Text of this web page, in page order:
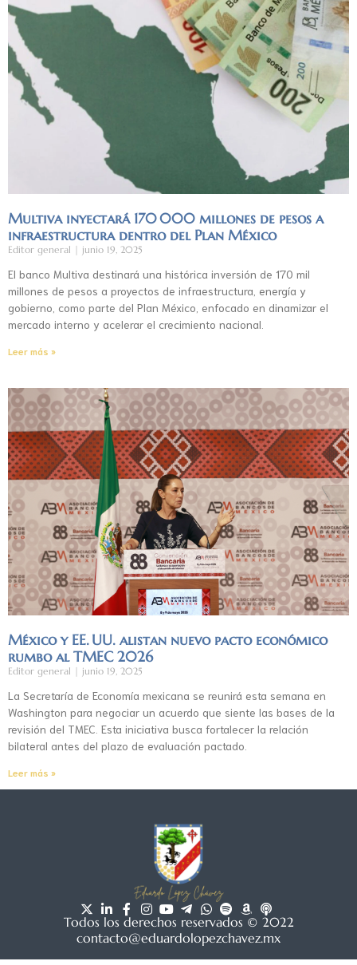
Multiva inyectará 170 000 millones de pesos a
infraestructura dentro del Plan México
Editor general junio 19, 2025
El banco Multiva destinará una histórica inversión de 170 mil
millones de pesos a proyectos de infraestructura, energía y
gobierno, como parte del Plan México, enfocado en dinamizar el
mercado interno y acelerar el crecimiento nacional.
Leer más »
México y EE. UU. alistan nuevo pacto económico
rumbo al TMEC 2026
Editor general junio 19, 2025
La Secretaría de Economía mexicana se reunirá esta semana en
Washington para negociar un acuerdo que siente las bases de la
revisión del TMEC. Esta iniciativa busca fortalecer la relación
bilateral antes del plazo de evaluación pactado.
Leer más »
Todos los derechos reservados © 2022
contacto@eduardolopezchavez.mx